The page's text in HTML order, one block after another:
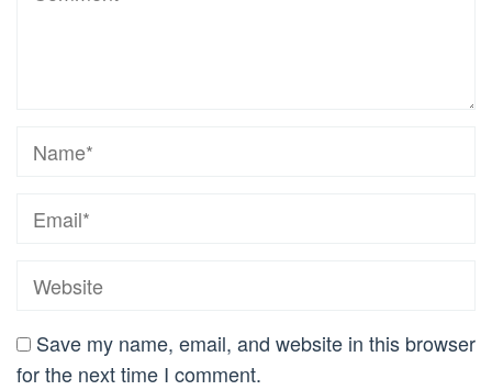
Save my name, email, and website in this browser
for the next time I comment.